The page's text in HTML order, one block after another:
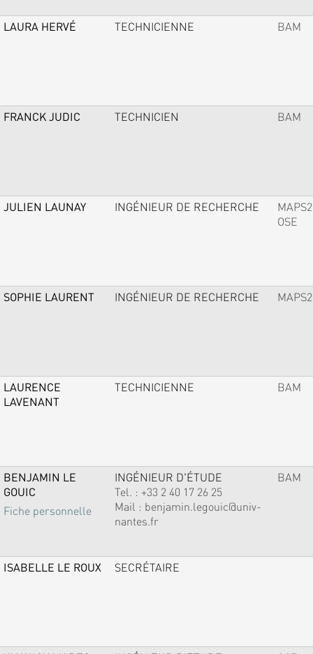
LAURA HERVÉ TECHNICIENNE BAM
FRANCK JUDIC TECHNICIEN BAM
JULIEN LAUNAY INGÉNIEUR DE RECHERCHE
MAPS2
OSE
SOPHIE LAURENT INGÉNIEUR DE RECHERCHE MAPS2
LAURENCE
LAVENANT
TECHNICIENNE BAM
BENJAMIN LE
GOUIC
Fiche personnelle
INGÉNIEUR D'ÉTUDE
Tel. : +33 2 40 17 26 25
Mail : benjamin.legouic@univ-
nantes.fr
BAM
ISABELLE LE ROUX SECRÉTAIRE